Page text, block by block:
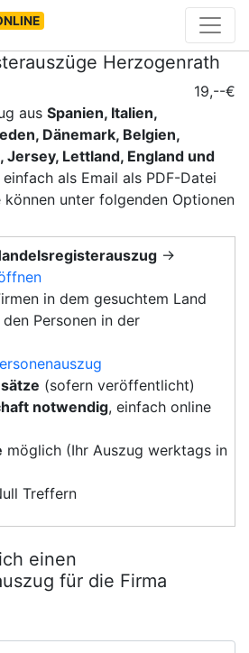
Herzogenrath
19,--€
aus Spanien, Italien,
Dänemark, Belgien,
Jersey, Lettland, England und
als Email als PDF-Datei
können unter folgenden Optionen
→
in dem gesuchtem Land
Personen in der
(sofern veröffentlicht)
notwendig, einfach online
möglich (Ihr Auszug werktags in
Treffern
einen
für die Firma